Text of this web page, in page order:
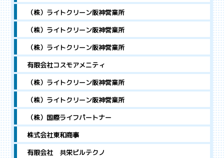
（株）ライトクリーン阪神営業所
（株）ライトクリーン阪神営業所
（株）ライトクリーン阪神営業所
有限会社コスモアメニティ
（株）ライトクリーン阪神営業所
（株）ライトクリーン阪神営業所
（株）国際ライフパートナー
株式会社東和商事
有限会社 共栄ビルテクノ